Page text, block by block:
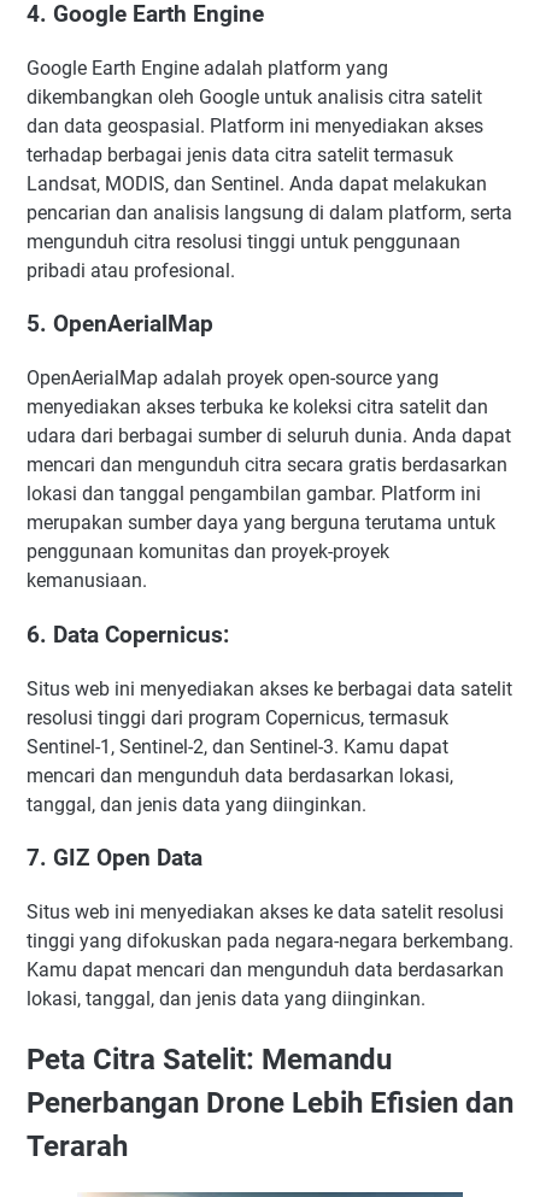
4. Google Earth Engine
Google Earth Engine adalah platform yang
dikembangkan oleh Google untuk analisis citra satelit
dan data geospasial. Platform ini menyediakan akses
terhadap berbagai jenis data citra satelit termasuk
Landsat, MODIS, dan Sentinel. Anda dapat melakukan
pencarian dan analisis langsung di dalam platform, serta
mengunduh citra resolusi tinggi untuk penggunaan
pribadi atau profesional.
5. OpenAerialMap
OpenAerialMap adalah proyek open-source yang
menyediakan akses terbuka ke koleksi citra satelit dan
udara dari berbagai sumber di seluruh dunia. Anda dapat
mencari dan mengunduh citra secara gratis berdasarkan
lokasi dan tanggal pengambilan gambar. Platform ini
merupakan sumber daya yang berguna terutama untuk
penggunaan komunitas dan proyek-proyek
kemanusiaan.
6. Data Copernicus:
Situs web ini menyediakan akses ke berbagai data satelit
resolusi tinggi dari program Copernicus, termasuk
Sentinel-1, Sentinel-2, dan Sentinel-3. Kamu dapat
mencari dan mengunduh data berdasarkan lokasi,
tanggal, dan jenis data yang diinginkan.
7. GIZ Open Data
Situs web ini menyediakan akses ke data satelit resolusi
tinggi yang difokuskan pada negara-negara berkembang.
Kamu dapat mencari dan mengunduh data berdasarkan
lokasi, tanggal, dan jenis data yang diinginkan.
Peta Citra Satelit: Memandu
Penerbangan Drone Lebih Efisien dan
Terarah